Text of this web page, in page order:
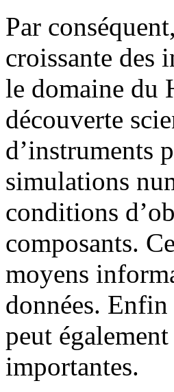
Par
croissante des
le domaine du
découverte
d’instruments
simulations
conditions
composants.
moyens
données. Enfin
peut
importantes.